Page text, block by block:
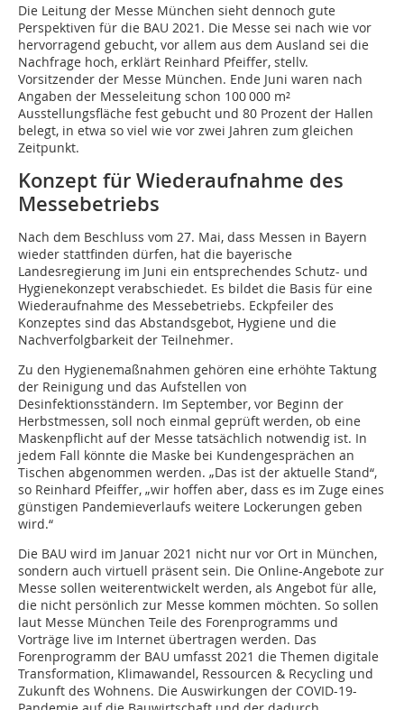
Die Leitung der Messe München sieht dennoch gute
Perspektiven für die BAU 2021. Die Messe sei nach wie vor
hervorragend gebucht, vor allem aus dem Ausland sei die
Nachfrage hoch, erklärt Reinhard Pfeiffer, stellv.
Vorsitzender der Messe München. Ende Juni waren nach
Angaben der Messeleitung schon 100 000 m²
Ausstellungsfläche fest gebucht und 80 Prozent der Hallen
belegt, in etwa so viel wie vor zwei Jahren zum gleichen
Zeitpunkt.
Konzept für Wiederaufnahme des
Messebetriebs
Nach dem Beschluss vom 27. Mai, dass Messen in Bayern
wieder stattfinden dürfen, hat die bayerische
Landesregierung im Juni ein entsprechendes Schutz- und
Hygienekonzept verabschiedet. Es bildet die Basis für eine
Wiederaufnahme des Messebetriebs. Eckpfeiler des
Konzeptes sind das Abstandsgebot, Hygiene und die
Nachverfolgbarkeit der Teilnehmer.
Zu den Hygienemaßnahmen gehören eine erhöhte Taktung
der Reinigung und das Aufstellen von
Desinfektionsständern. Im September, vor Beginn der
Herbstmessen, soll noch einmal geprüft werden, ob eine
Maskenpflicht auf der Messe tatsächlich notwendig ist. In
jedem Fall könnte die Maske bei Kundengesprächen an
Tischen abgenommen werden. „Das ist der aktuelle Stand“,
so Reinhard Pfeiffer, „wir hoffen aber, dass es im Zuge eines
günstigen Pandemieverlaufs weitere Lockerungen geben
wird.“
Die BAU wird im Januar 2021 nicht nur vor Ort in München,
sondern auch virtuell präsent sein. Die Online-Angebote zur
Messe sollen weiterentwickelt werden, als Angebot für alle,
die nicht persönlich zur Messe kommen möchten. So sollen
laut Messe München Teile des Forenprogramms und
Vorträge live im Internet übertragen werden. Das
Forenprogramm der BAU umfasst 2021 die Themen digitale
Transformation, Klimawandel, Ressourcen & Recycling und
Zukunft des Wohnens. Die Auswirkungen der COVID-19-